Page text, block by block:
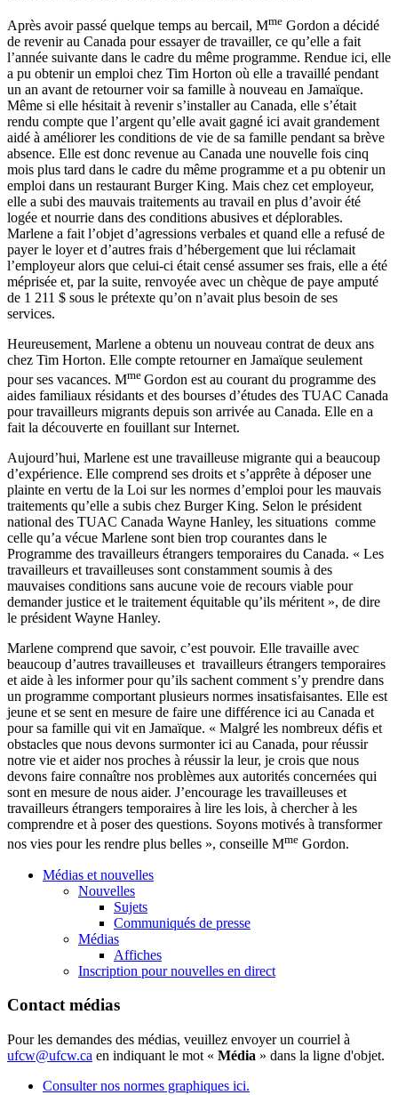
Après avoir passé quelque temps au bercail, Mme Gordon a décidé
de revenirau Canada pour essayer de travailler, ce qu’elle a fait
l’année suivante dans le cadre du même programme. Rendue ici, elle
a pu obtenirun emploi chez Tim Horton où elle a travaillé pendant
un an avant de retourner voir sa famille à nouveau en Jamaïque.
Même si elle hésitait à revenir s’installerau Canada, elle s’était
rendu compte que l’argent qu’elle avait gagné ici avait grandement
aidé à améliorerles conditions de vie de sa famille pendant sa brève
absence. Elle est donc revenue au Canada une nouvelle fois cinq
mois plus tard dans le cadre du même programme et a pu obtenirun
emploi dans un restaurant Burger King. Mais chez cet employeur,
elle a subi des mauvais traitements au travail en plus d’avoir été
logée et nourrie dans des conditions abusives et déplorables.
Marlene a fait l’objet d’agressions verbales et quand elle a refusé de
payer le loyeret d’autres frais d’hébergement que lui réclamait
l’employeur alors que celui-ci était censé assumer ses frais, elle a été
méprisée et, par la suite, renvoyée avec un chèque de paye amputé
de 1 211 $ sous le prétexte qu’on n’avait plus besoin de ses
services.
Heureusement, Marlene a obtenu un nouveau contrat de deux ans
chez Tim Horton. Elle compte retourneren Jamaïque seulement
pourses vacances. Mme Gordon est au courant du programme des
aides familiaux résidants et des bourses d’études des TUAC Canada
pourtravailleurs migrants depuis son arrivée au Canada. Elle en a
fait la découverte en fouillant surInternet.
Aujourd’hui, Marlene est une travailleuse migrante qui a beaucoup
d’expérience. Elle comprend ses droits et s’apprête à déposer une
plainte en vertu de la Loi surles normes d’emploi pour les mauvais
traitements qu’elle a subis chez Burger King. Selon le président
national des TUAC Canada Wayne Hanley, les situations comme
celle qu’a vécue Marlene sont bien trop courantes dans le
Programme des travailleurs étrangers temporaires du Canada. « Les
travailleurs et travailleuses sont constamment soumis à des
mauvaises conditions sans aucune voie de recours viable pour
demander justice et le traitement équitable qu’ils méritent », de dire
le président Wayne Hanley.
Marlene comprend que savoir, c’est pouvoir. Elle travaille avec
beaucoup d’autres travailleuses et travailleurs étrangers temporaires
et aide à les informer pourqu’ils sachent comment s’y prendre dans
un programme comportant plusieurs normes insatisfaisantes. Elle est
jeune et se sent en mesure de faire une différence ici au Canada et
poursa famille qui vit en Jamaïque. « Malgré les nombreux défis et
obstacles que nous devons surmonter ici au Canada, pourréussir
notre vie et aidernos proches à réussirla leur, je crois que nous
devons faire connaître nos problèmes aux autorités concernées qui
sont en mesure de nous aider. J’encourage les travailleuses et
travailleurs étrangers temporaires à lire les lois, à chercher à les
comprendre et à poser des questions. Soyons motivés à transformer
nos vies pour les rendre plus belles », conseille Mme Gordon.
Médias et nouvelles
Nouvelles
Sujets
Communiqués de presse
Médias
Affiches
Inscription pour nouvelles en direct
Contact médias
Pour les demandes des médias, veuillez envoyer un courriel à
ufcw@ufcw.ca en indiquant le mot « Média » dans la ligne d'objet.
Consulter nos normes graphiques ici.